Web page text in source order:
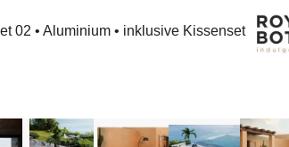
02 • Aluminium • inklusive Kissenset